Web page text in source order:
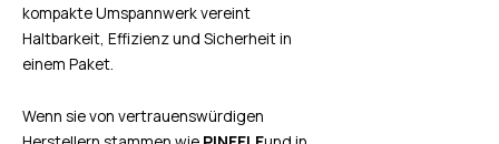
kompakte Umspannwerk vereint
Haltbarkeit, Effizienz und Sicherheit in
einem Paket.
Wenn sie von vertrauenswürdigen